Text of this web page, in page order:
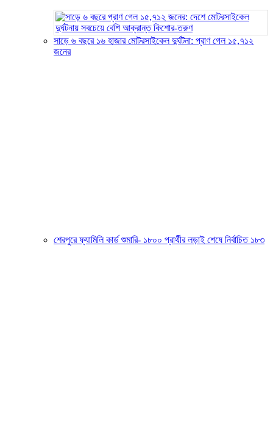
সাড়ে ৬ বছরে ১৬ হাজার মোটরসাইকেল দুর্ঘটনা: প্রাণ গেল ১৫,৭১২
জনের
শেরপুরে ফ্যামিলি কার্ড শুমারি- ১৮০০ প্রার্থীর লড়াই শেষে নির্বাচিত ১৮৩